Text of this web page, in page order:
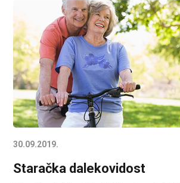
30.09.2019.
Staračka dalekovidost